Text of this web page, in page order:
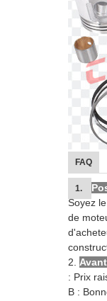
FAQ
1.
Soyez
de
2.
: Prix
B :